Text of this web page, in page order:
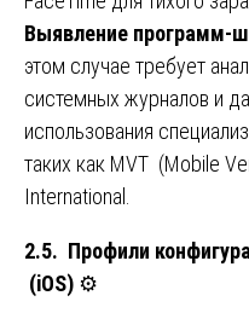
Выявление программ-
этом случае требует
системных журналов и
использования
таких как MVT (Mobile
International.
2.5. Профили
(iOS) ⚙️